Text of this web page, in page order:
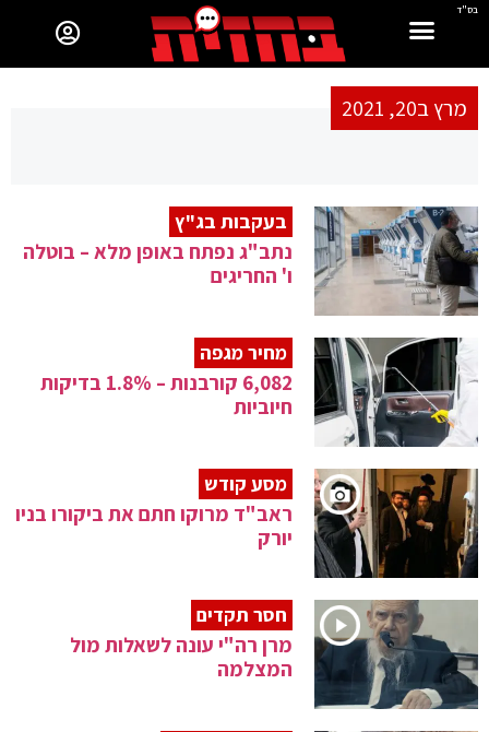
בס"ד
מרץ ב20, 2021
בעקבות בג"ץ
נתב"ג נפתח באופן מלא – בוטלה
ו' החריגים
מחיר מגפה
6,082 קורבנות – 1.8% בדיקות
חיוביות
מסע קודש
ראב"ד מרוקו חתם את ביקורו בניו
יורק
חסר תקדים
מרן רה"י עונה לשאלות מול
המצלמה